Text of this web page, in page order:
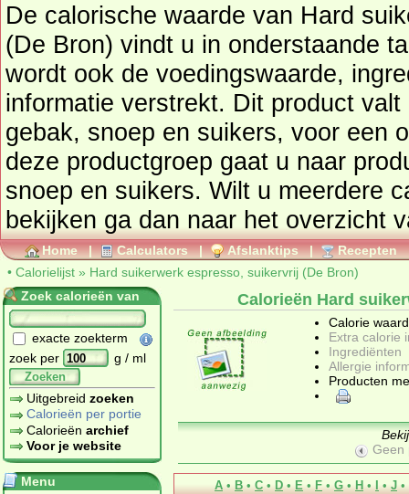
De calorische waarde van Hard
(De Bron) vindt u in onderstaande
wordt ook de voedingswaarde,
informatie verstrekt. Dit
gebak, snoep en suikers, voor een overzicht van producten uit
deze productgroep gaat u naar
snoep en suikers. Wilt u meerdere
bekijken ga dan naar
Home | Calculators | Afslanktips | Recepten
• Calorielijst » Hard suikerwerk espresso, suikervrij (De Bron)
Zoek calorieën van
exacte zoekterm
zoek per
g / ml
Zoeken
Uitgebreid zoeken
Calorieën per portie
Calorieën archief
Voor je website
Menu
Calorieën Hard
Calorie
Extra calorie
Ingrediënten
Allergie
Producten
Geen
A • B • C • D • E • F • G • H • I • J •